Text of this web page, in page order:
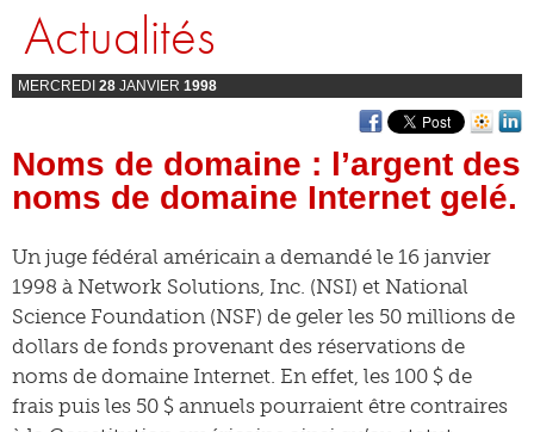
Actualités
MERCREDI 28 JANVIER 1998
Noms de domaine : l’argent des
noms de domaine Internet gelé.
Un juge fédéral américain a demandé le 16 janvier
1998 à Network Solutions, Inc. (NSI) et National
Science Foundation (NSF) de geler les 50 millions de
dollars de fonds provenant des réservations de
noms de domaine Internet. En effet, les 100 $ de
frais puis les 50 $ annuels pourraient être contraires